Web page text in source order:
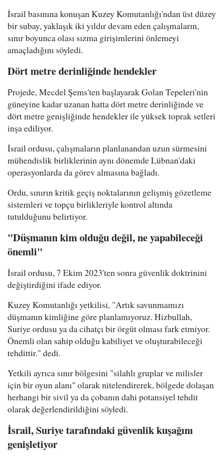
İsrail basınına konuşan Kuzey Komutanlığı'ndan üst düzey
bir subay, yaklaşık iki yıldır devam eden çalışmaların,
sınır boyunca olası sızma girişimlerini önlemeyi
amaçladığını söyledi.
Dört metre derinliğinde hendekler
Projede, Mecdel Şems'ten başlayarak Golan Tepeleri'nin
güneyine kadar uzanan hatta dört metre derinliğinde ve
dört metre genişliğinde hendekler ile yüksek toprak setleri
inşa ediliyor.
İsrail ordusu, çalışmaların planlanandan uzun sürmesini
mühendislik birliklerinin aynı dönemde Lübnan'daki
operasyonlarda da görev almasına bağladı.
Ordu, sınırın kritik geçiş noktalarının gelişmiş gözetleme
sistemleri ve topçu birlikleriyle kontrol altında
tutulduğunu belirtiyor.
"Düşmanın kim olduğu değil, ne yapabileceği
önemli"
İsrail ordusu, 7 Ekim 2023'ten sonra güvenlik doktrinini
değiştirdiğini ifade ediyor.
Kuzey Komutanlığı yetkilisi, "Artık savunmamızı
düşmanın kimliğine göre planlamıyoruz. Hizbullah,
Suriye ordusu ya da cihatçı bir örgüt olması fark etmiyor.
Önemli olan sahip olduğu kabiliyet ve oluşturabileceği
tehdittir." dedi.
Yetkili ayrıca sınır bölgesini "silahlı gruplar ve milisler
için bir oyun alanı" olarak nitelendirerek, bölgede dolaşan
herhangi bir sivil ya da çobanın dahi potansiyel tehdit
olarak değerlendirildiğini söyledi.
İsrail, Suriye tarafındaki güvenlik kuşağını
genişletiyor